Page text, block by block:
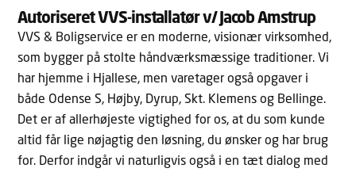
Autoriseret VVS-installatør v/ Jacob Amstrup
VVS & Boligservice er en moderne, visionær virksomhed,
som bygger på stolte håndværksmæssige traditioner. Vi
har hjemme i Hjallese, men varetager også opgaver i
både Odense S, Højby, Dyrup, Skt. Klemens og Bellinge.
Det er af allerhøjeste vigtighed for os, at du som kunde
altid får lige nøjagtig den løsning, du ønsker og har brug
for. Derfor indgår vi naturligvis også i en tæt dialog med